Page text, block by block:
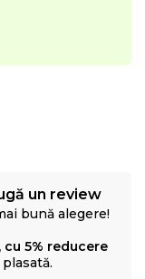
un review
bună alegere!
5% reducere